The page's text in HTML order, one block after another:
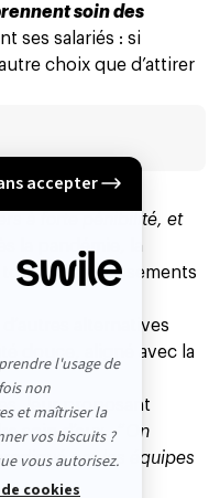
soin des
ses salariés : si
choix que d’attirer
à forte pénibilité, et
la pandémie, la
les établissements
alternatives
douce, aligné avec la
leur proposant
soin d’eux. “
On
par les équipes